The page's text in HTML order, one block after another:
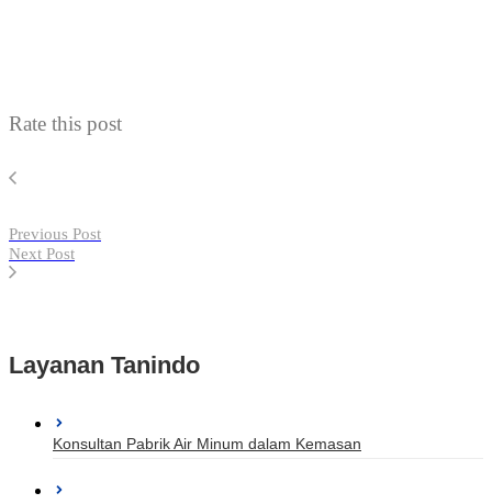
Rate this post
Previous Post
Next Post
Layanan Tanindo
Konsultan Pabrik Air Minum dalam Kemasan